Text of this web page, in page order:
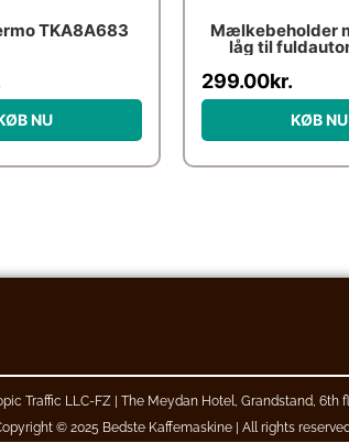
TKA8A683
NU
Mælkebeholder
låg til
299.00kr.
KØB NU
Traffic LLC-FZ | The Meydan Hotel, Grandstand, 6th
© 2025 Bedste Kaffemaskine | All rights